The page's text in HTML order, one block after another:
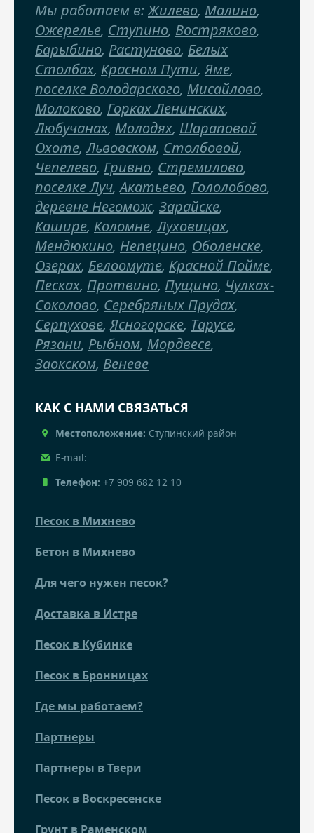
Мы работаем в:Жилево, Малино,
Ожерелье, Ступино, Востряково,
Барыбино, Растуново, Белых
Столбах, Красном Пути,Яме,
поселке Володарского, Мисайлово,
Молоково, Горках Ленинских,
Любучанах, Молодях, Шараповой
Охоте,Львовском, Столбовой,
Чепелево, Гривно, Стремилово,
поселке Луч,Акатьево, Гололобово,
деревне Негомож, Зарайске,
Кашире, Коломне,Луховицах,
Мендюкино, Непецино, Оболенске,
Озерах, Белоомуте, Красной Пойме,
Песках, Протвино, Пущино, Чулках-
Соколово, Серебряных Прудах,
Серпухове,Ясногорске, Тарусе,
Рязани, Рыбном, Мордвесе,
Заокском, Веневе
КАК С НАМИ СВЯЗАТЬСЯ
Местоположение: Ступинский район
E-mail:
Телефон: +7 909 682 12 10
Песок в Михнево
Бетон в Михнево
Для чего нужен песок?
Доставка в Истре
Песок в Кубинке
Песок в Бронницах
Где мы работаем?
Партнеры
Партнеры в Твери
Песок в Воскресенске
Грунт в Раменском